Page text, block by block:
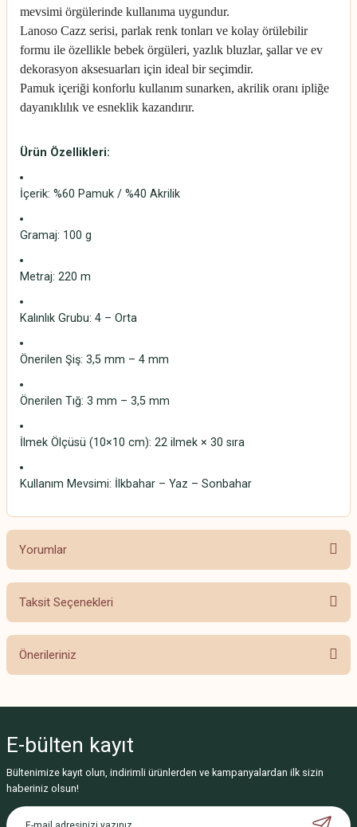
mevsimi örgülerinde kullanıma uygundur.
Lanoso Cazz serisi, parlak renk tonları ve kolay örülebilir
formu ile özellikle bebek örgüleri, yazlık bluzlar, şallar ve ev
dekorasyon aksesuarları için ideal bir seçimdir.
Pamuk içeriği konforlu kullanım sunarken, akrilik oranı ipliğe
dayanıklılık ve esneklik kazandırır.
Ürün Özellikleri:
İçerik: %60 Pamuk / %40 Akrilik
Gramaj: 100 g
Metraj: 220 m
Kalınlık Grubu: 4 – Orta
Önerilen Şiş: 3,5 mm – 4 mm
Önerilen Tığ: 3 mm – 3,5 mm
İlmek Ölçüsü (10×10 cm): 22 ilmek × 30 sıra
Kullanım Mevsimi: İlkbahar – Yaz – Sonbahar
Yorumlar
Taksit Seçenekleri
Önerileriniz
Görüş ve önerileriniz için teşekkür ederiz.
Ürün resmi kalitesiz, bozuk veya görüntülenemiyor.
Ürün açıklamasında eksik bilgiler bulunuyor.
E-bülten kayıt
Bültenimize kayıt olun, indirimli ürünlerden ve kampanyalardan ilk sizin
haberiniz olsun!